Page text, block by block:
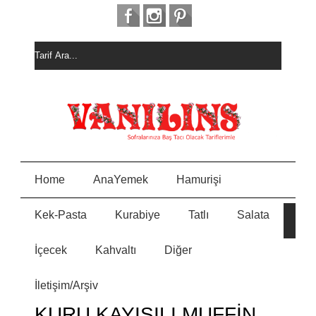
Home AnaYemek Hamurişi
Kek-Pasta Kurabiye Tatlı Salata
İçecek Kahvaltı Diğer
İletişim/Arşiv
HURM